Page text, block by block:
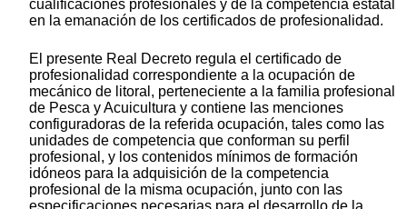
cualificaciones profesionales y de la competencia estatal
en la emanación de los certificados de profesionalidad.
El presente Real Decreto regula el certificado de
profesionalidad correspondiente a la ocupación de
mecánico de litoral, perteneciente a la familia profesional
de Pesca y Acuicultura y contiene las menciones
configuradoras de la referida ocupación, tales como las
unidades de competencia que conforman su perfil
profesional, y los contenidos mínimos de formación
idóneos para la adquisición de la competencia
profesional de la misma ocupación, junto con las